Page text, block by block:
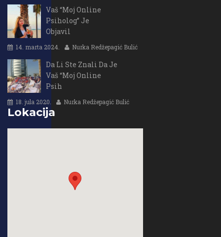
Vaš “Moj Online
Psiholog” Je
Objavil
14. marta 2024. Nurka Redžepagić Bulić
Da Li Ste Znali Da Je
Vaš “Moj Online
Psih
18. jula 2020. Nurka Redžepagić Bulić
Lokacija